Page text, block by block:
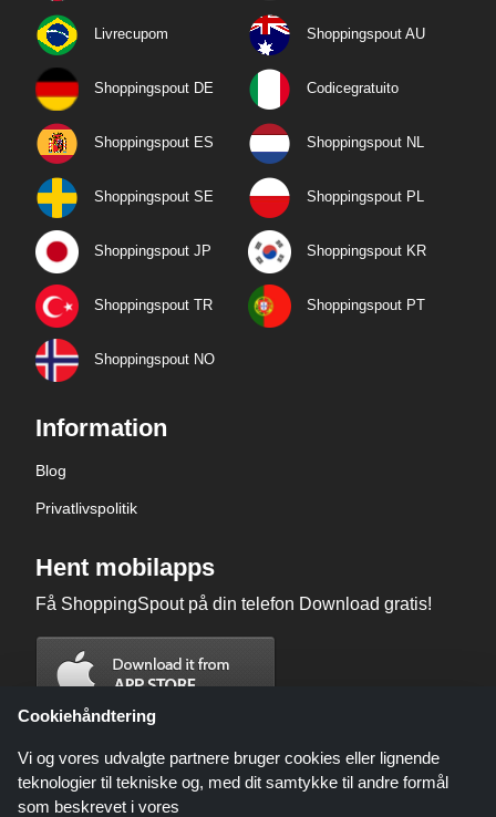
Livrecupom Shoppingspout AU
Shoppingspout DE Codicegratuito
Shoppingspout ES Shoppingspout NL
Shoppingspout SE Shoppingspout PL
Shoppingspout JP Shoppingspout KR
Shoppingspout TR Shoppingspout PT
Shoppingspout NO
Information
Blog
Privatlivspolitik
Hent mobilapps
Få ShoppingSpout på din telefon Download gratis!
Cookiehåndtering
Vi og vores udvalgte partnere bruger cookies eller lignende
teknologier til tekniske og, med dit samtykke til andre formål
som beskrevet i vores